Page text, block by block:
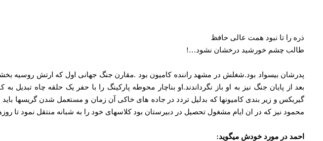
ذره را تا نبود همت عالی حافظ
طالب چشم خورشید درخشان نشود…!
پدرشان بیسواد بود.شغلش در مشهد راننده کامیون بود .مقارن جنگ جهانی اول که ارتش روسیه
بعد از پایان جنگ نیز به او باز نگرداندند.او بناچار محوطه پارکینگ را با حفر یک حلقه چاه
گیربکس و زیر بندی کامیونها که بدلیل تردد در جاده های خاکی آن زمان و مستعمل شدن گریسها باید
محمود نیز که در ان ایام مشغول تحصیل در دبیرستان بود کلاسهای خود را به شبانه منتقل نمود تا
احمد در مورد خودش میگوید: